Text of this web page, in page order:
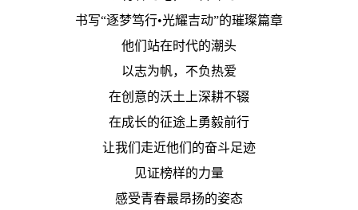
书写“逐梦笃行•光耀吉动”的璀璨篇章
他们站在时代的潮头
以志为帆，不负热爱
在创意的沃土上深耕不辍
在成长的征途上勇毅前行
让我们走近他们的奋斗足迹
见证榜样的力量
感受青春最昂扬的姿态